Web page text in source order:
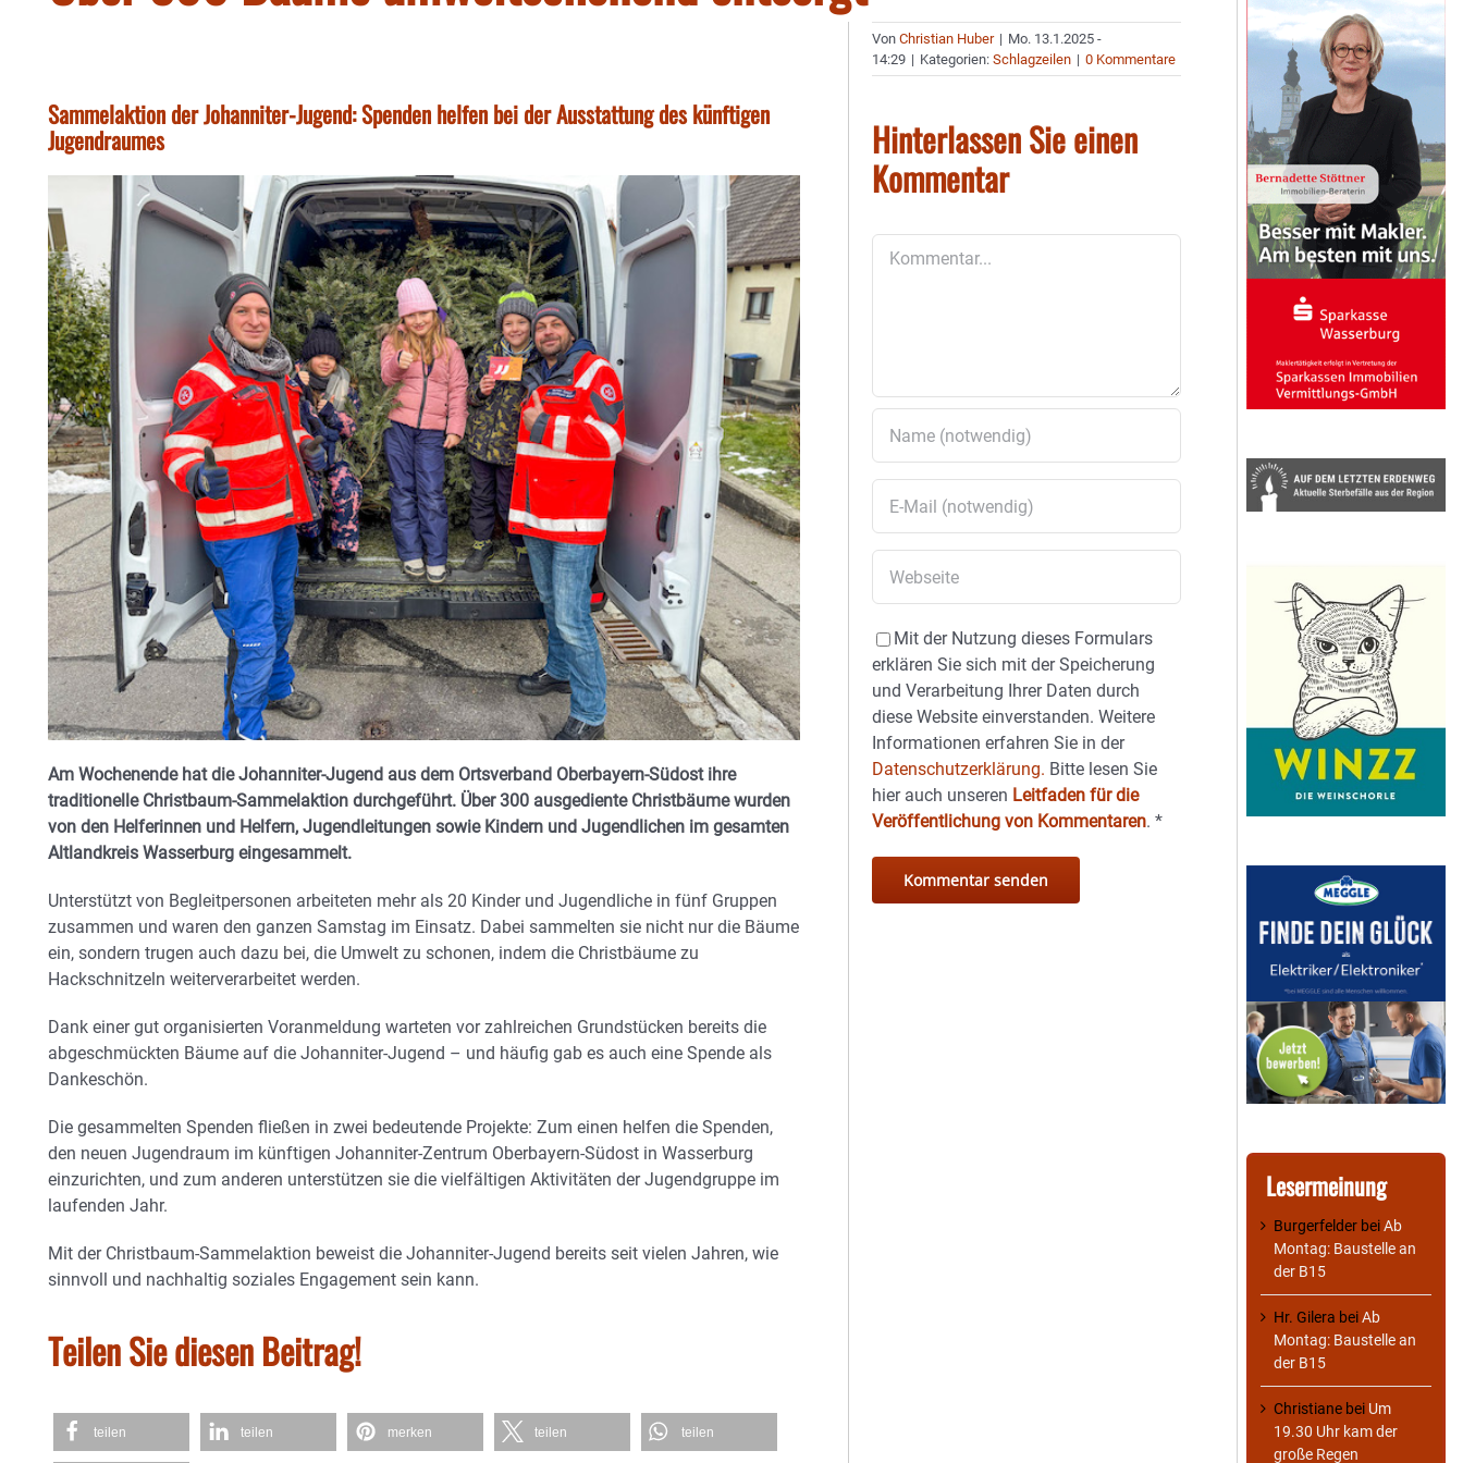
Sammelaktion der Johanniter-Jugend: Spenden helfen bei der Ausstattung des künftigen
Jugendraumes
Am Wochenende hat die Johanniter-Jugend aus dem Ortsverband Oberbayern-Südost ihre
traditionelle Christbaum-Sammelaktion durchgeführt. Über 300 ausgediente Christbäume wurden
von den Helferinnen und Helfern, Jugendleitungen sowie Kindern und Jugendlichen im gesamten
Altlandkreis Wasserburg eingesammelt.
Unterstützt von Begleitpersonen arbeiteten mehr als 20 Kinder und Jugendliche in fünf Gruppen
zusammen und waren den ganzen Samstag im Einsatz. Dabei sammelten sie nicht nur die Bäume
ein, sondern trugen auch dazu bei, die Umwelt zu schonen, indem die Christbäume zu
Hackschnitzeln weiterverarbeitet werden.
Dank einer gut organisierten Voranmeldung warteten vor zahlreichen Grundstücken bereits die
abgeschmückten Bäume auf die Johanniter-Jugend – und häufig gab es auch eine Spende als
Dankeschön.
Die gesammelten Spenden fließen in zwei bedeutende Projekte: Zum einen helfen die Spenden,
den neuen Jugendraum im künftigen Johanniter-Zentrum Oberbayern-Südost in Wasserburg
einzurichten, und zum anderen unterstützen sie die vielfältigen Aktivitäten der Jugendgruppe im
laufenden Jahr.
Mit der Christbaum-Sammelaktion beweist die Johanniter-Jugend bereits seit vielen Jahren, wie
sinnvoll und nachhaltig soziales Engagement sein kann.
Teilen Sie diesen Beitrag!
teilen teilen merken teilen teilen
VonChristian Huber | Mo. 13.1.2025 -
14:29 | Kategorien:Schlagzeilen | 0 Kommentare
Hinterlassen Sie einen
Kommentar
Mit der Nutzung dieses Formulars
erklären Sie sich mit der Speicherung
und Verarbeitung Ihrer Daten durch
diese Website einverstanden. Weitere
Informationen erfahren Sie in der
Datenschutzerklärung. Bitte lesen Sie
hier auch unseren Leitfaden für die
Veröffentlichung von Kommentaren.*
Lesermeinung
Burgerfelder beiAb
Montag: Baustelle an
der B15
Hr. Gilera beiAb
Montag: Baustelle an
der B15
Christiane bei Um
19.30 Uhr kam der
große Regen